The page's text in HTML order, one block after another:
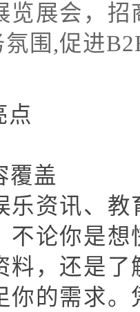
览展会，
氛围,促进
点
覆盖
乐资讯、
不论你是
料，还是
你的需求